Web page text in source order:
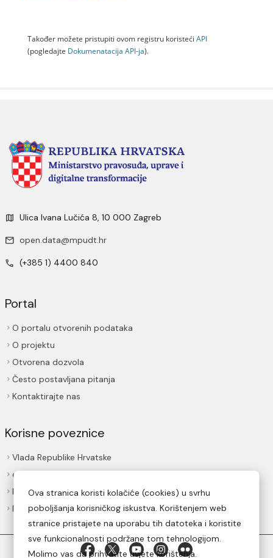
Također možete pristupiti ovom registru koristeći API
(pogledajte Dokumenаtаcijа API-jа).